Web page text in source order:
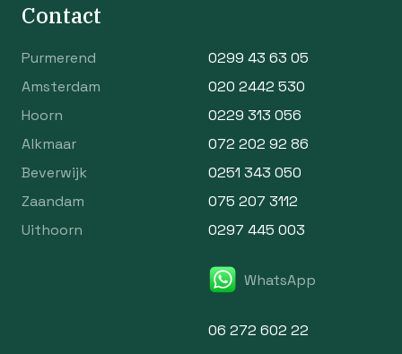
Contact
Purmerend
0299 43 63 05
Amsterdam
020 2442 530
Hoorn
0229 313 056
Alkmaar
072 202 92 86
Beverwijk
0251 343 050
Zaandam
075 207 3112
Uithoorn
0297 445 003
WhatsApp
06 272 602 22